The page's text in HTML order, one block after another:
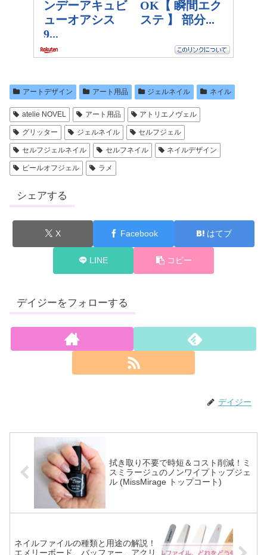
アートデザイン アート用品 ジェルネイル ネイル
atelie NOVEL アート用品 アトリエノヴェル
グリッター ジェルネイル セルフジェル
セルフジェルネイル セルフネイル ネイルデザイン
ピールオフジェル ラメ
シェアする
X Facebook はてブ
LINE コピー
デイジーをフォローする
デイジー
拭き取り不要で時短＆コスト削減！ミ
スミラージュのノンワイプトップジェ
ル (MissMirage トップコート)
ネイルファイルの種類と用途の解説！
エメリーボード、バッファー、アクリ